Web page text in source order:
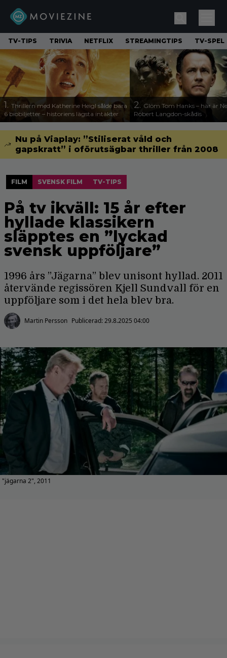
TV-TIPS TRIVIA NETFLIX STREAMINGTIPS TV-SPEL
1. Thrillern med Katherine Heigl sålde bara
6 biobiljetter – historiens lägsta intäkter
2. Glöm Tom Hanks – här är
Robert Langdon-skådis
Nu på Viaplay: ”Stiliserat våld och
gapskratt” i oförutsägbar thriller från 2008
FILM SVENSK FILM TV-TIPS
På tv ikväll: 15 år efter
hyllade klassikern
släpptes en ”lyckad
svensk uppföljare”
1996 års ”Jägarna” blev unisont hyllad. 2011
återvände regissören Kjell Sundvall för en
uppföljare som i det hela blev bra.
Martin Persson Publicerad:29.8.2025 04:00
"jägarna 2", 2011